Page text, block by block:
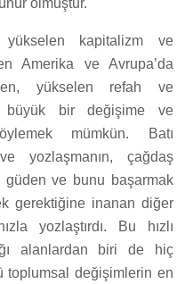
olmuştur.
yükselen kapitalizm ve
Amerika ve Avrupa’da
yükselen refah ve
büyük bir değişime ve
mümkün. Batı
yozlaşmanın, çağdaş
güden ve bunu başarmak
gerektiğine inanan diğer
yozlaştırdı. Bu hızlı
alanlardan biri de hiç
toplumsal değişimlerin en